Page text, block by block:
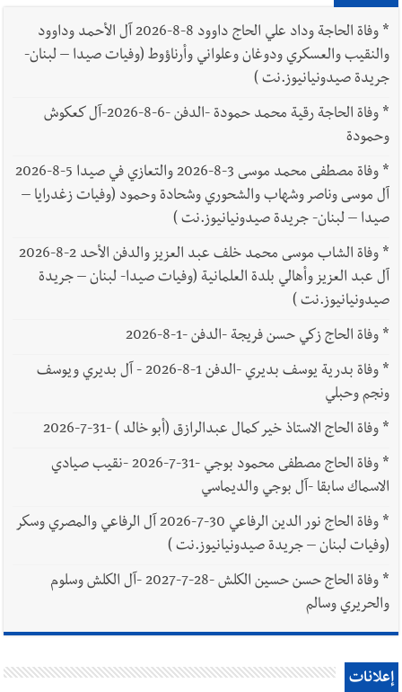
*
وفاة الحاجة وداد علي الحاج داوود 8-8-2026 آل الأحمد وداوود
والنقيب والعسكري ودوغان وعلواني وأرناؤوط (وفيات صيدا – لبنان-
جريدة صيدونيانيوز.نت )
*
وفاة الحاجة رقية محمد حمودة -الدفن -6-8-2026-آل كعكوش
وحمودة
*
وفاة مصطفى محمد موسى 3-8-2026 والتعازي في صيدا 5-8-2026
آل موسى وناصر وشهاب والشحوري وشحادة وحمود (وفيات زغدرايا –
صيدا – لبنان- جريدة صيدونيانيوز.نت )
*
وفاة الشاب موسى محمد خلف عبد العزيز والدفن الأحد 2-8-2026
آل عبد العزيز وأهالي بلدة العلمانية (وفيات صيدا- لبنان – جريدة
صيدونيانيوز.نت )
*وفاة الحاج زكي حسن فريجة -الدفن -1-8-2026
*
وفاة بدرية يوسف بديري -الدفن 1-8-2026 - آل بديري ويوسف
ونجم وحبلي
*وفاة الحاج الاستاذ خير كمال عبدالرازق (أبو خالد ) -31-7-2026
*
وفاة الحاج مصطفى محمود بوجي -31-7-2026 -نقيب صيادي
الاسماك سابقا -آل بوجي والديماسي
*
وفاة الحاج نور الدين الرفاعي 30-7-2026 آل الرفاعي والمصري وسكر
(وفيات لبنان – جريدة صيدونيانيوز.نت )
*
وفاة الحاج حسن حسين الكلش -28-7-2027 -آل الكلش وسلوم
والحريري وسالم
إعلانات